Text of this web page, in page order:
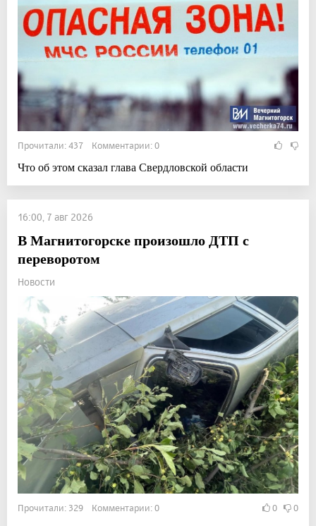
Прочитали: 437 Комментарии: 0
Что об этом сказал глава Свердловской области
16:00, 7 авг 2026
В Магнитогорске произошло ДТП с
переворотом
Новости
Прочитали: 329 Комментарии: 0 0 0